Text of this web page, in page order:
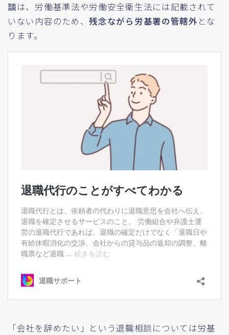
談は、労働基準法や労働安全衛生法には記載されて
いない内容のため、残念ながら労基署の管轄外 とな
ります。
「会社を辞めたい」という退職相談については労基